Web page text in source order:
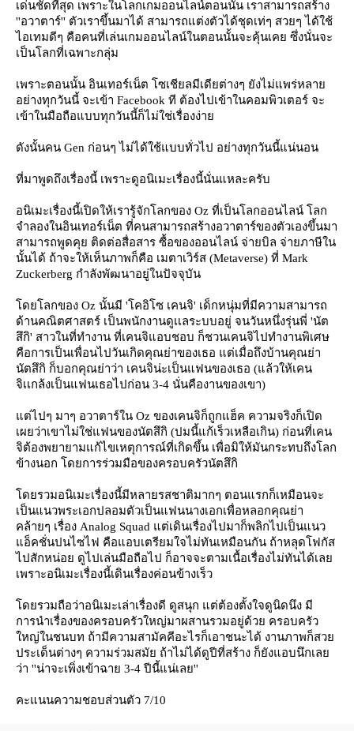
เด่นชัดที่สุด เพราะในโลกเกมออนไลน์ตอนนั้น เราสามารถสร้าง
''อวาตาร์'' ตัวเราขึ้นมาได้ สามารถแต่งตัวได้ชุดเท่ๆ สวยๆ ได้ใช้
ไอเทมดีๆ คือคนที่เล่นเกมออนไลน์ในตอนนั้นจะคุ้นเคย ซึ่งนั่นจะ
เป็นโลกที่เฉพาะกลุ่ม
เพราะตอนนั้น อินเทอร์เน็ต โซเชียลมีเดียต่างๆ ยังไม่แพร่หลา
อย่างทุกวันนี้ จะเข้า Facebook ที ต้องไปเข้าในคอมพิวเตอร์ จะ
เข้าในมือถือแบบทุกวันนี้ก็ไม่ใช่เรื่องง่า
ดังนั้นคน Gen ก่อนๆ ไม่ได้ใช้แบบทั่วไป อย่างทุกวันนี้แน่นอน
ที่มาพูดถึงเรื่องนี้ เพราะดูอนิเมะเรื่องนี้นั่นแหละครับ
อนิเมะเรื่องนี้เปิดให้เรารู้จักโลกของ Oz ที่เป็นโลกออนไลน์ โลก
จำลองในอินเทอร์เน็ต ที่คนสามารถสร้างอวาตาร์ของตัวเองขึ้นมา
สามารถพูดคุย ติดต่อสื่อสาร ซื้อของออนไลน์ จ่ายบิล จ่ายภาษีใน
นั้นได้ ถ้าจะให้เห็นภาพก็คือ เมตาเวิร์ส (Metaverse) ที่ Mark
Zuckerberg กำลังพัฒนาอยู่ในปัจจุบัน
ดยโลกของ Oz นั้นมี 'โคอิโซ เคนจิ' เด็กหนุ่มที่มีความสามารถ
ด้านคณิตศาสตร์ เป็นพนักงานดูเเลระบบอยู่ จนวันหนึ่งรุ่นพี่ 'นัต
สึกิ' สาวในที่ทำงาน ที่เคนจิแอบชอบ ก็ชวนเคนจิไปทำงานพิเศษ
คือการเป็นเพื่อนไปวันเกิดคุณย่าของเธอ แต่เมื่อถึงบ้านคุณย่า
นัตสึกิ ก็บอกคุณย่าว่า เคนจิน่ะเป็นแฟนของเธอ (แล้วให้เคน
จิเเกล้งเป็นแฟนเธอไปก่อน 3-4 นั่นคืองานของเขา)
ต่ไปๆ มาๆ อวาตาร์ใน Oz ของเคนจิก็ถูกแฮ็ค ความจริงก็เปิด
เผยว่าเขาไม่ใช่แฟนของนัตสึกิ (ปมนี้แก้เร็วเหลือเกิน) ก่อนที่เคน
จิต้องพยายามแก้ไขเหตุการณ์ที่เกิดขึ้น เพื่อมิให้มันกระทบถึงโลก
ข้างนอก โดยการร่วมมือของครอบครัวนัตสึกิ
ดยรวมอนิเมะเรื่องนี้มีหลายรสชาติมากๆ ตอนแรกก็เหมือนจะ
เป็นแนวพระเอกปลอมตัวเป็นแฟนนางเอกเพื่อหลอกคุณย่า
คล้ายๆ เรื่อง Analog Squad แต่เดินเรื่องไปมาก็พลิกไปเป็นแนว
อ็คชั่นปนไซไฟ คือแอบเตรียมใจไม่ทันเหมือนกัน ถ้าหลุดโฟกัส
ไปสักหน่อย ดูไปเล่นมือถือไป ก็อาจจะตามเนื้อเรื่องไม่ทันได้เล
เพราะอนิเมะเรื่องนี้เดินเรื่องค่อนข้างเร็ว
ดยรวมถือว่าอนิเมะเล่าเรื่องดี ดูสนุก แต่ต้องตั้งใจดูนิดนึง มี
การนำเรื่องของครอบครัวใหญ่มาผสานรวมอยู่ด้วย ครอบครัว
หญ่ในชนบท ถ้ามีความสามัคคีอะไรก็เอาชนะได้ งานภาพก็สว
ประเด็นต่างๆ ความร่วมสมัย ถ้าไม่ได้ดูปีที่สร้าง ก็ยังแอบนึกเล
ว่า ''น่าจะเพิ่งเข้าฉาย 3-4 ปีนี้แน่เลย''
คะแนนความชอบส่วนตัว 7/10